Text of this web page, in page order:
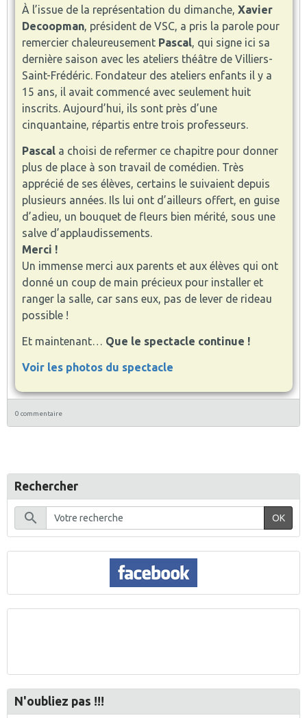
À l’issue de la représentation du dimanche, Xavier
Decoopman, président de VSC, a pris la parole pour
remercier chaleureusement Pascal, qui signe ici sa
dernière saison avec les ateliers théâtre de Villiers-
Saint-Frédéric. Fondateur des ateliers enfants il y a
15 ans, il avait commencé avec seulement huit
inscrits. Aujourd’hui, ils sont près d’une
cinquantaine, répartis entre trois professeurs.
Pascala choisi de refermer ce chapitre pour donner
plus de place à son travail de comédien. Très
apprécié de ses élèves, certains le suivaient depuis
plusieurs années. Ils lui ont d’ailleurs offert, en guise
d’adieu, un bouquet de fleurs bien mérité, sous une
salve d’applaudissements.
Merci !
Un immense merci aux parents et aux élèves qui ont
donné un coup de main précieux pour installer et
ranger la salle, car sans eux, pas de lever de rideau
possible !
Et maintenant… Que le spectacle continue !
Voir les photos du spectacle
0 commentaire
Rechercher
OK
N'oubliez pas !!!